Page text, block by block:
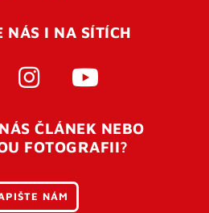
NÁS I NA SÍTÍCH
ČLÁNEK NEBO
FOTOGRAFII?
NÁM